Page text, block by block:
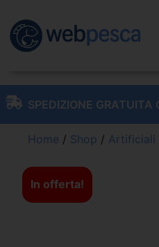
SPEDIZIONE GRATUITA
Home / Shop / Artificiali
In offerta!